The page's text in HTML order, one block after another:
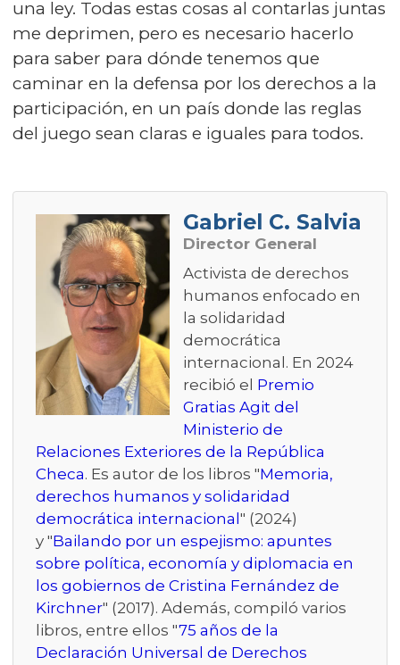
una ley. Todas estas cosas al contarlas juntas
me deprimen, pero es necesario hacerlo
para saber para dónde tenemos que
caminar en la defensa por los derechos a la
participación, en un país donde las reglas
del juego sean claras e iguales para todos.
Gabriel C. Salvia
Director General
Activista de derechos
humanos enfocado en
la solidaridad
democrática
internacional. En 2024
recibió el Premio
Gratias Agit del
Ministerio de
Relaciones Exteriores de la República
Checa. Es autor de los libros "Memoria,
derechos humanos y solidaridad
democrática internacional " (2024)
y "Bailando por un espejismo: apuntes
sobre política, economía y diplomacia en
los gobiernos de Cristina Fernández de
Kirchner" (2017). Además, compiló varios
libros, entre ellos "75 años de la
Declaración Universal de Derechos